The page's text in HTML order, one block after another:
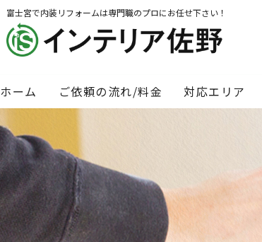
富士宮で内装リフォームは専門職のプロにお任せ下さい！
ホーム ご依頼の流れ/料金 対応エリア